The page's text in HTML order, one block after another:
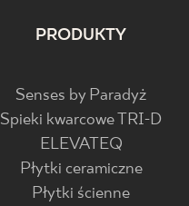
PRODUKTY
Senses by Paradyż
Spieki kwarcowe TRI-D
ELEVATEQ
Płytki ceramiczne
Płytki ścienne